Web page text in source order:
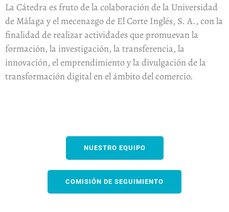
La Cátedra es fruto de la colaboración de la Universidad
de Málaga y el mecenazgo de El Corte Inglés, S. A., con la
finalidad de realizar actividades que promuevan la
formación, la investigación, la transferencia, la
innovación, el emprendimiento y la divulgación de la
transformación digital en el ámbito del comercio.
NUESTRO EQUIPO
COMISIÓN DE SEGUIMIENTO